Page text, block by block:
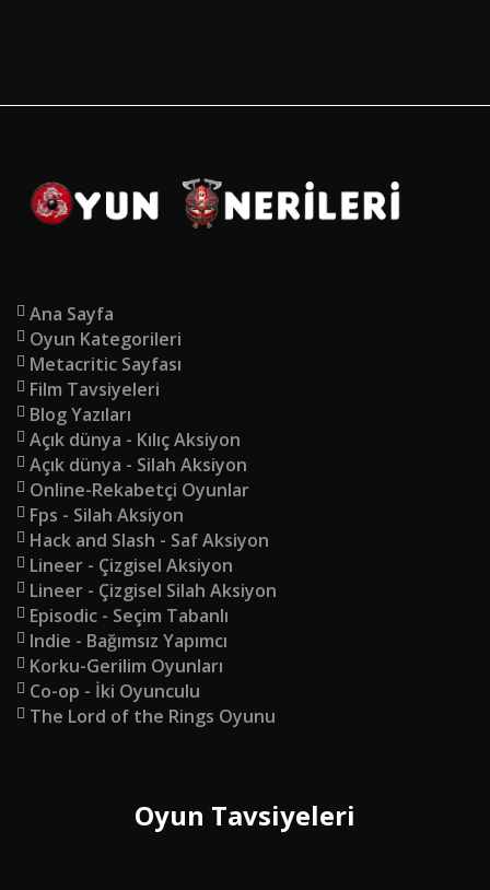
Ana Sayfa
Oyun Kategorileri
Metacritic Sayfası
Film Tavsiyeleri
Blog Yazıları
Açık dünya - Kılıç Aksiyon
Açık dünya - Silah Aksiyon
Online-Rekabetçi Oyunlar
Fps - Silah Aksiyon
Hack and Slash - Saf Aksiyon
Lineer - Çizgisel Aksiyon
Lineer - Çizgisel Silah Aksiyon
Episodic - Seçim Tabanlı
Indie - Bağımsız Yapımcı
Korku-Gerilim Oyunları
Co-op - İki Oyunculu
The Lord of the Rings Oyunu
Oyun Tavsiyeleri